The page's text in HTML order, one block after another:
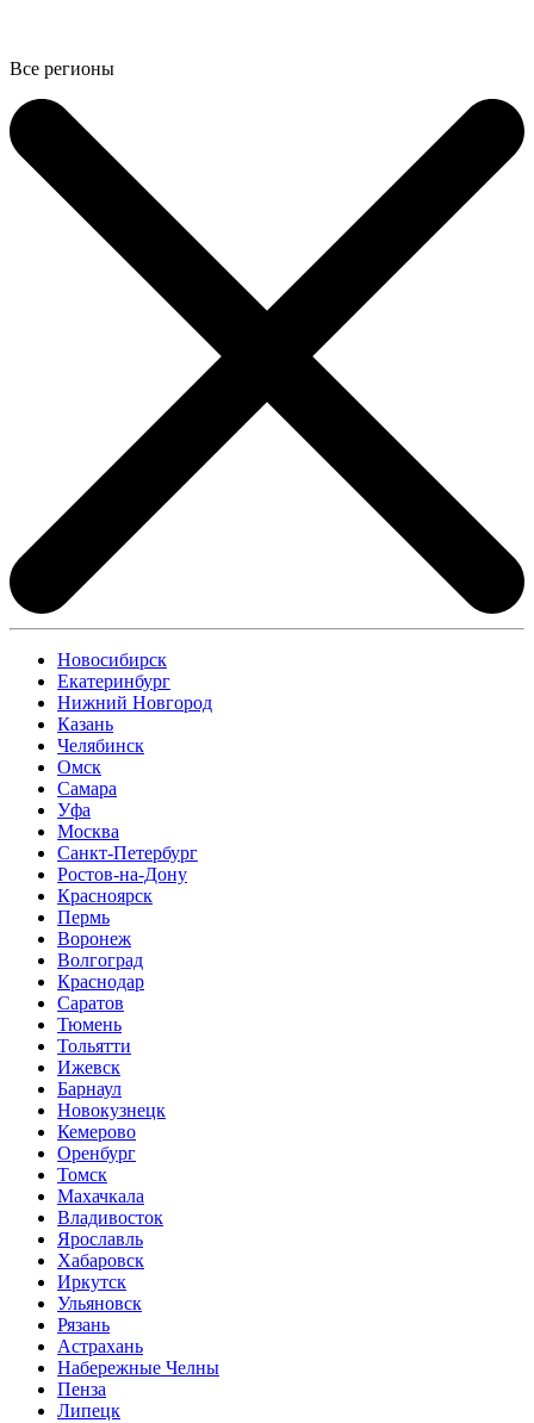
Все регионы
Новосибирск
Екатеринбург
Нижний Новгород
Казань
Челябинск
Омск
Самара
Уфа
Москва
Санкт-Петербург
Ростов-на-Дону
Красноярск
Пермь
Воронеж
Волгоград
Краснодар
Саратов
Тюмень
Тольятти
Ижевск
Барнаул
Новокузнецк
Кемерово
Оренбург
Томск
Махачкала
Владивосток
Ярославль
Хабаровск
Иркутск
Ульяновск
Рязань
Астрахань
Набережные Челны
Пенза
Липецк